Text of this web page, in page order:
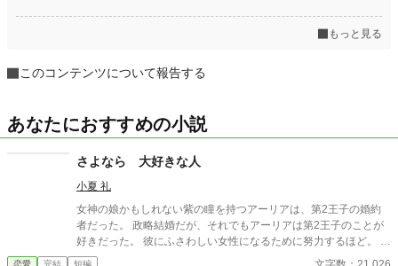
もっと見る
このコンテンツについて報告する
あなたにおすすめの小説
さよなら 大好きな人
小夏 礼
女神の娘かもしれない紫の瞳を持つアーリアは、第2王子の婚約
者だった。 政略結婚だが、それでもアーリアは第2王子のことが
好きだった。 彼にふさわしい女性になるために努力するほど。 し
かし、アーリアのそんな気持ちは、 ある日、第2王子によって踏
恋愛 完結 短編